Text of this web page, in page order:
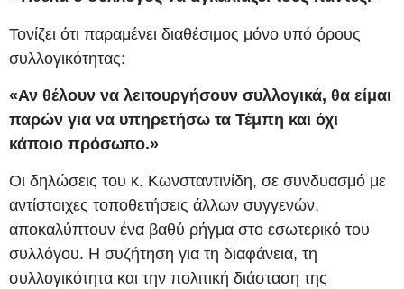
Τονίζει ότι παραμένει διαθέσιμος μόνο υπό όρους
συλλογικότητας:
«Αν θέλουν να λειτουργήσουν συλλογικά, θα είμαι
παρών για να υπηρετήσω τα Τέμπη και όχι
κάποιο πρόσωπο.»
Οι δηλώσεις του κ. Κωνσταντινίδη, σε συνδυασμό με
αντίστοιχες τοποθετήσεις άλλων συγγενών,
αποκαλύπτουν ένα βαθύ ρήγμα στο εσωτερικό του
συλλόγου. Η συζήτηση για τη διαφάνεια, τη
συλλογικότητα και την πολιτική διάσταση της